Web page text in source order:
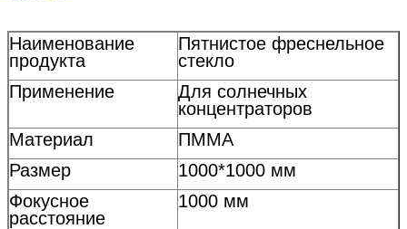
Наименование
продукта
Пятнистое фреснельное
стекло
Применение
Для солнечных
концентраторов
Материал
ПММА
Размер
1000*1000 мм
Фокусное
расстояние
1000 мм